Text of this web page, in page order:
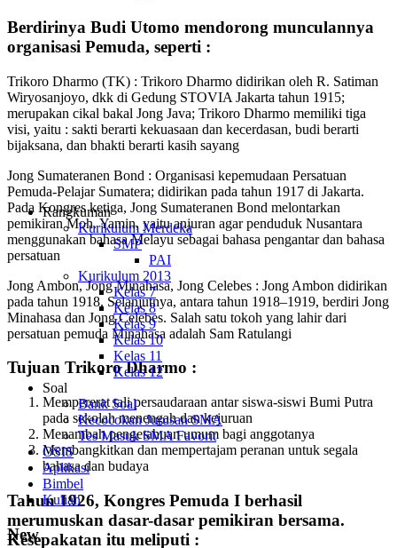
Berdirinya Budi Utomo mendorong munculannya
organisasi Pemuda, seperti :
Trikoro Dharmo (TK) : Trikoro Dharmo didirikan oleh R. Satiman
Wiryosanjoyo, dkk di Gedung STOVIA Jakarta tahun 1915;
merupakan cikal bakal Jong Java; Trikoro Dharmo memiliki tiga
visi, yaitu : sakti berarti kekuasaan dan kecerdasan, budi berarti
bijaksana, dan bhakti berarti kasih sayang
Jong Sumateranen Bond : Organisasi kepemudaan Persatuan
Pemuda-Pelajar Sumatera; didirikan pada tahun 1917 di Jakarta.
Pada Kongres ketiga, Jong Sumateranen Bond melontarkan
pemikiran Moh. Yamin, yaitu anjuran agar penduduk Nusantara
menggunakan bahasa Melayu sebagai bahasa pengantar dan bahasa
persatuan
Jong Ambon, Jong Minahasa, Jong Celebes : Jong Ambon didirikan
pada tahun 1918. Selanjutnya, antara tahun 1918–1919, berdiri Jong
Minahasa dan Jong Celebes. Salah satu tokoh yang lahir dari
persatuan pemuda Minahasa adalah Sam Ratulangi
Tujuan Trikoro Dharmo :
Mempererat tali persaudaraan antar siswa-siswi Bumi Putra
pada sekolah menengah dan kejuruan
Menambah pengetahuan umum bagi anggotanya
Membangkitkan dan mempertajam peranan untuk segala
bahasa dan budaya
Tahun 1926, Kongres Pemuda I berhasil
merumuskan dasar-dasar pemikiran bersama.
Kesepakatan itu meliputi :
Rangkuman
Kurikulum Merdeka
SMP
PAI
Kurikulum 2013
Kelas 7
Kelas 8
Kelas 9
Kelas 10
Kelas 11
Kelas 12
Soal
Bank Soal
Kecocokan Jurusan SMA
Tes Masuk SMA Favorit
OSIS
Aplikasi
Bimbel
Kuliah
New